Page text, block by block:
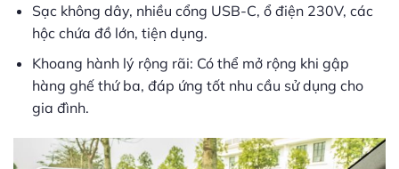
Sạc không dây, nhiều cổng USB-C, ổ điện 230V, các
hộc chứa đồ lớn, tiện dụng.
Khoang hành lý rộng rãi: Có thể mở rộng khi gập
hàng ghế thứ ba, đáp ứng tốt nhu cầu sử dụng cho
gia đình.